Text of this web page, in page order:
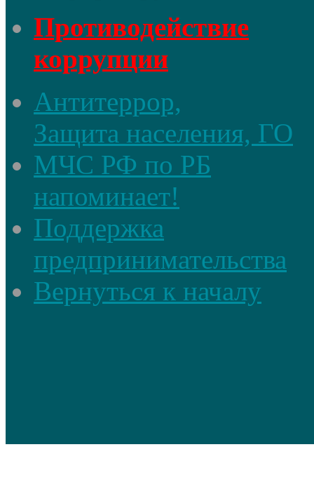
Противодействие
коррупции
Антитеррор,
Защита населения, ГО
МЧС РФ по РБ
напоминает!
Поддержка
предпринимательства
Вернуться к началу